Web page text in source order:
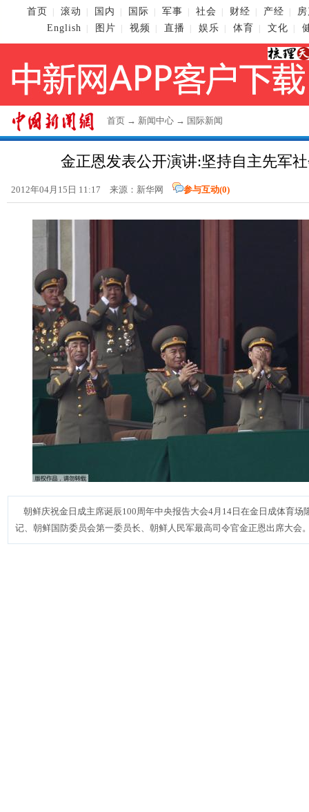
首页 滚动 国内 国际 军事 社会 财经 产经
English
图片 视频 直播 娱乐 体育 文化
首页 → 新闻中心 → 国际新闻
金正恩发表公开演讲:坚持自主先军
2012年04月15日 11:17 来源：新华网 参与互动(0)
朝鲜庆祝金日成主席诞辰100周年中央报告大会4月14日在金日成体育场
记、朝鲜国防委员会第一委员长、朝鲜人民军最高司令官金正恩出席大会